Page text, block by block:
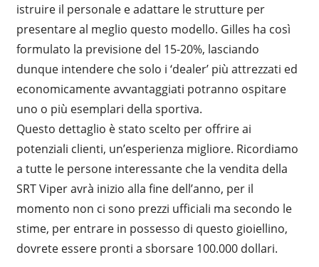
istruire il personale e adattare le strutture per
presentare al meglio questo modello. Gilles ha così
formulato la previsione del 15-20%, lasciando
dunque intendere che solo i ‘dealer’ più attrezzati ed
economicamente avvantaggiati potranno ospitare
uno o più esemplari della sportiva.
Questo dettaglio è stato scelto per offrire ai
potenziali clienti, un’esperienza migliore. Ricordiamo
a tutte le persone interessante che la vendita della
SRT Viper avrà inizio alla fine dell’anno, per il
momento non ci sono prezzi ufficiali ma secondo le
stime, per entrare in possesso di questo gioiellino,
dovrete essere pronti a sborsare 100.000 dollari.